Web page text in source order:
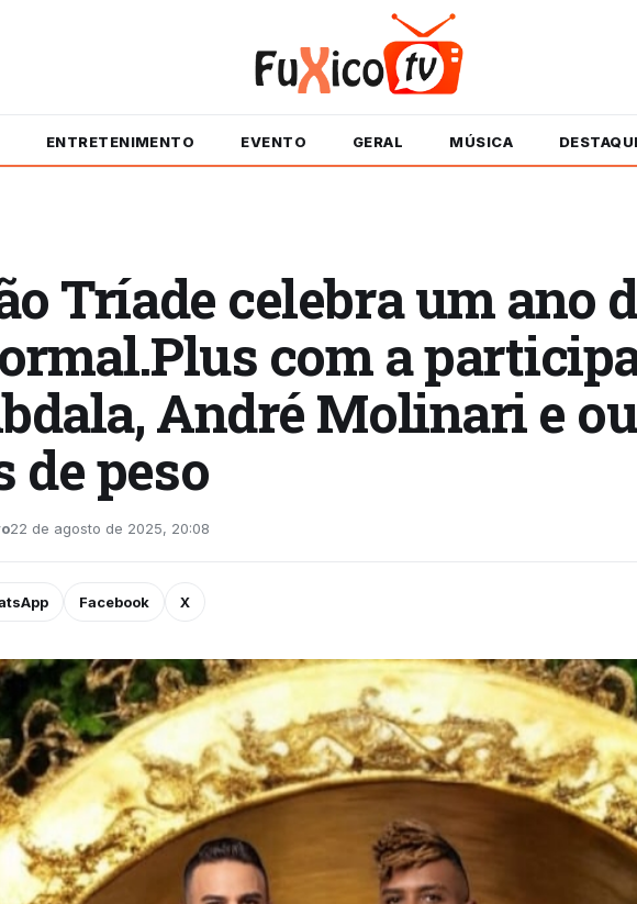
ENTRETENIMENTO EVENTO GERAL MÚSICA
Tríade celebra um ano
com a
André Molinari e
de peso
22 de agosto de 2025, 20:08
Facebook X